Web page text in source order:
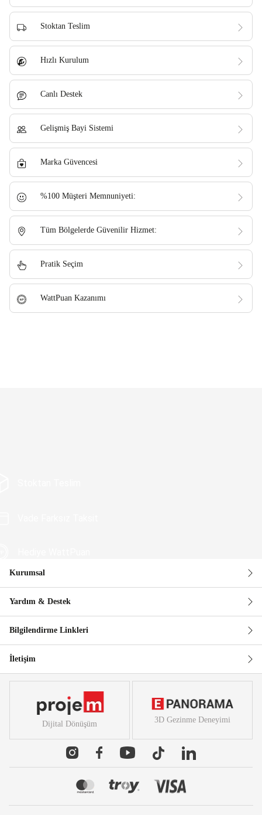
Stoktan Teslim
Hızlı Kurulum
Canlı Destek
Gelişmiş Bayi Sistemi
Marka Güvencesi
%100 Müşteri Memnuniyeti:
Tüm Bölgelerde Güvenilir Hizmet:
Pratik Seçim
WattPuan Kazanımı
Güvenli Alışveriş
Kurumsal
Yardım & Destek
Bilgilendirme Linkleri
İletişim
Dijital Dönüşüm 3D Gezinme Deneyimi